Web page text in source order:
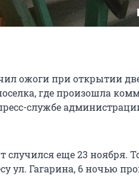
ожоги при открытии
где произошла
службе
случился еще 23 ноября.
ул. Гагарина, 6 ночью